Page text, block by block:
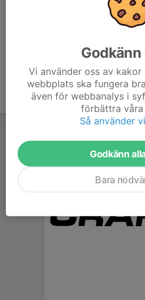
Vi använder oss av
webbplats ska fungera
även för webbanalys i
förbättra våra
Så använder
Godkänn
Bara